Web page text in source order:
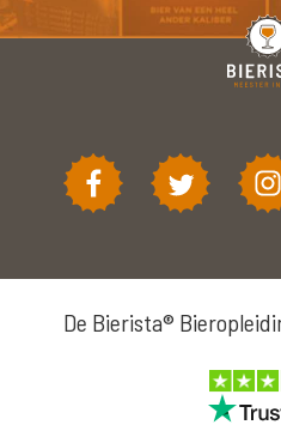
De Bierista®